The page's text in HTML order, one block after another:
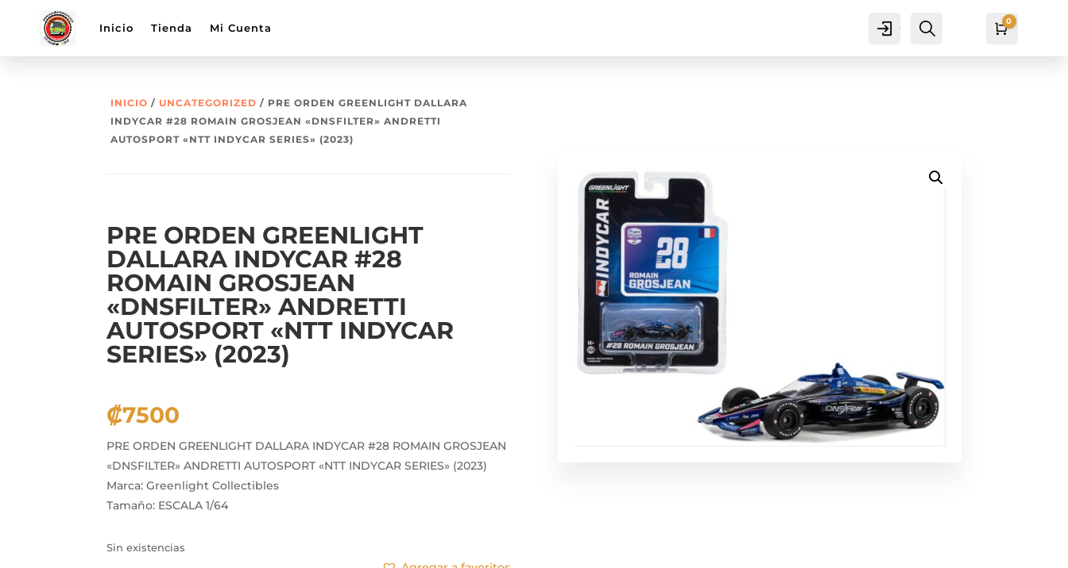
Inicio Tienda Mi Cuenta Cuenta Carro
0
INICIO / UNCATEGORIZED / PRE ORDEN GREENLIGHT DALLARA
INDYCAR #28 ROMAIN GROSJEAN «DNSFILTER» ANDRETTI
AUTOSPORT «NTT INDYCAR SERIES» (2023)
PRE ORDEN GREENLIGHT
DALLARA INDYCAR #28
ROMAIN GROSJEAN
«DNSFILTER» ANDRETTI
AUTOSPORT «NTT INDYCAR
SERIES» (2023)
₡7500
PRE ORDEN GREENLIGHT DALLARA INDYCAR #28 ROMAIN GROSJEAN
«DNSFILTER» ANDRETTI AUTOSPORT «NTT INDYCAR SERIES» (2023)
Marca: Greenlight Collectibles
Tamaño: ESCALA 1/64
Sin existencias